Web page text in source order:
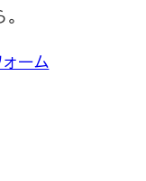
ーム